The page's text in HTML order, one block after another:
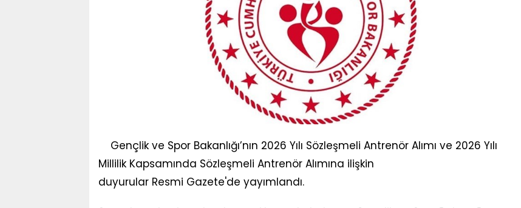
Gençlik ve Spor Bakanlığı’nın 2026 Yılı Sözleşmeli Antrenör Alımı ve 2026 Yılı
Millilik Kapsamında Sözleşmeli Antrenör Alımına ilişkin
duyurular Resmi Gazete'de yayımlandı.